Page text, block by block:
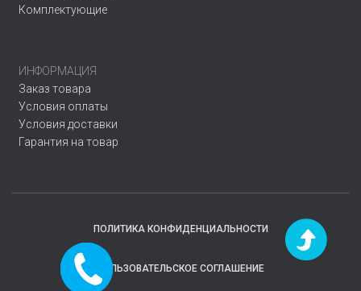
Комплектующие
ИНФОРМАЦИЯ
Заказ товара
Условия оплаты
Условия доставки
Гарантия на товар
ПОЛИТИКА КОНФИДЕНЦИАЛЬНОСТИ
ПОЛЬЗОВАТЕЛЬСКОЕ СОГЛАШЕНИЕ
Заказать
звонок